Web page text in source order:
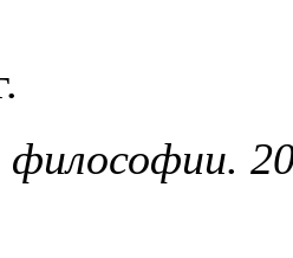
философии.